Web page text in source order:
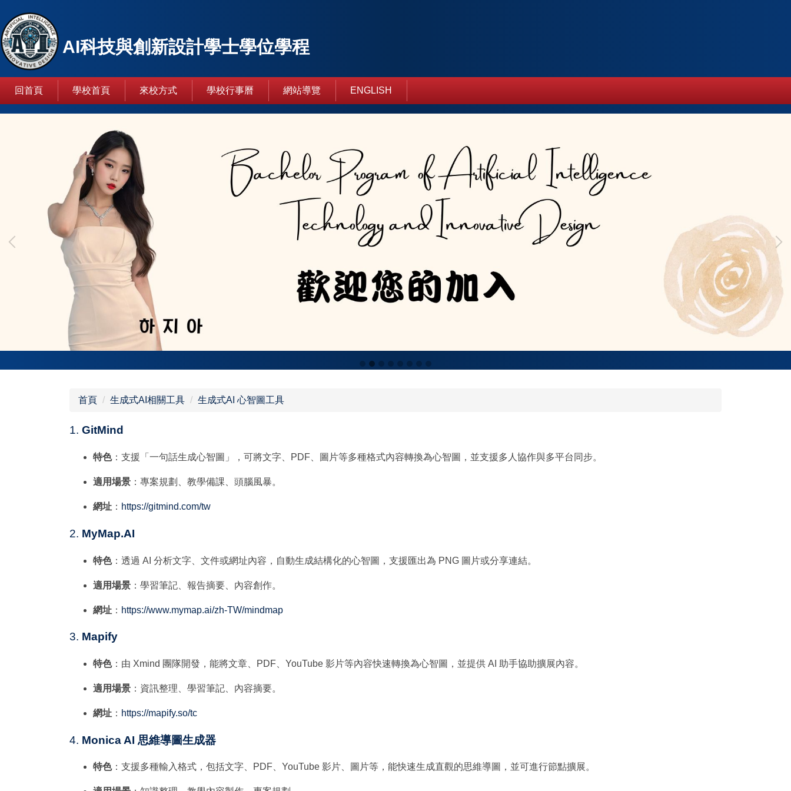
到
主
要
內
容
AI科技與創新設計學士學位學程
回首頁 學校首頁 來校方式 學校行事曆 網站導覽 ENGLISH
首頁 生成式AI相關工具 生成式AI 心智圖工具
1. GitMind
特色：支援「一句話生成心智圖」，可將文字、PDF、圖片等多種格式內容轉換為心智圖，並支援多人協作與多平台同步。
適用場景 ：專案規劃、教學備課、頭腦風暴。
網址 ： https://gitmind.com/tw
2. MyMap.AI
特色：透過 AI 分析文字、文件或網址內容，自動生成結構化的心智圖，支援匯出為 PNG 圖片或分享連結。
適用場景 ：學習筆記、報告摘要、內容創作。
網址 ： https://www.mymap.ai/zh-TW/mindmap
3. Mapify
特色：由 Xmind 團隊開發，能將文章、PDF、YouTube 影片等內容快速轉換為心智圖，並提供 AI 助手協助擴展內容。
適用場景 ：資訊整理、學習筆記、內容摘要。
網址 ： https://mapify.so/tc
4. Monica AI 思維導圖生成器
特色：支援多種輸入格式，包括文字、PDF、YouTube 影片、圖片等，能快速生成直觀的思維導圖，並可進行節點擴展。